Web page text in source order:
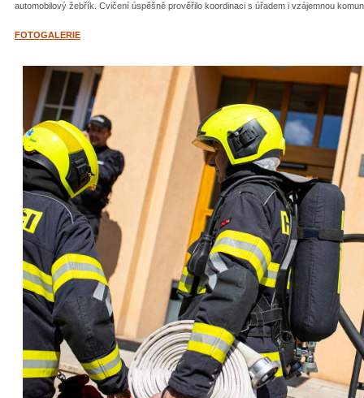
automobilový žebřík. Cvičení úspěšně prověřilo koordinaci s úřadem i vzájemnou
FOTOGALERIE